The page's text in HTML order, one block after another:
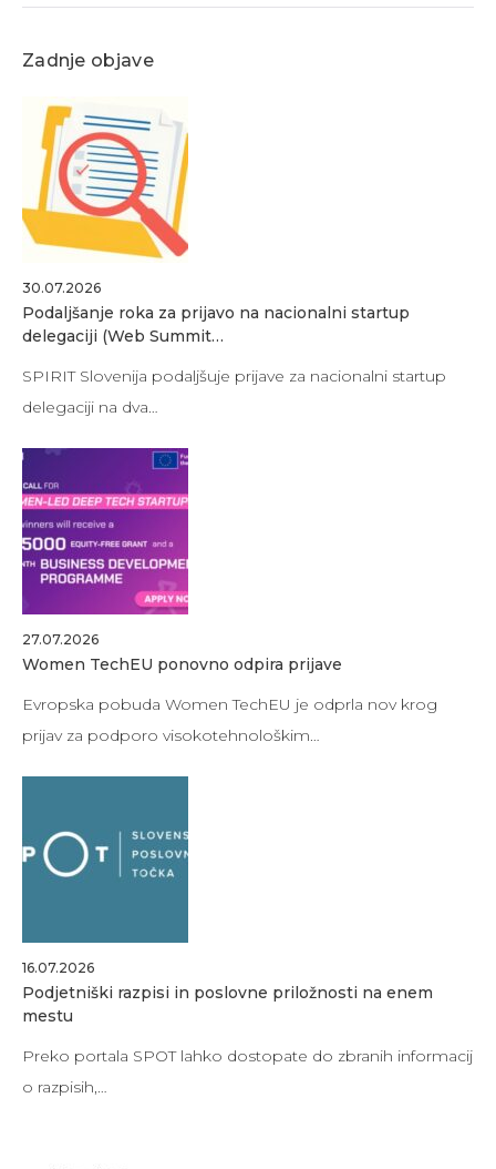
Zadnje objave
30.07.2026
Podaljšanje roka za prijavo na nacionalni startup
delegaciji (Web Summit…
SPIRIT Slovenija podaljšuje prijave za nacionalni startup
delegaciji na dva…
27.07.2026
Women TechEU ponovno odpira prijave
Evropska pobuda Women TechEU je odprla nov krog
prijav za podporo visokotehnološkim…
16.07.2026
Podjetniški razpisi in poslovne priložnosti na enem
mestu
Preko portala SPOT lahko dostopate do zbranih informacij
o razpisih,…